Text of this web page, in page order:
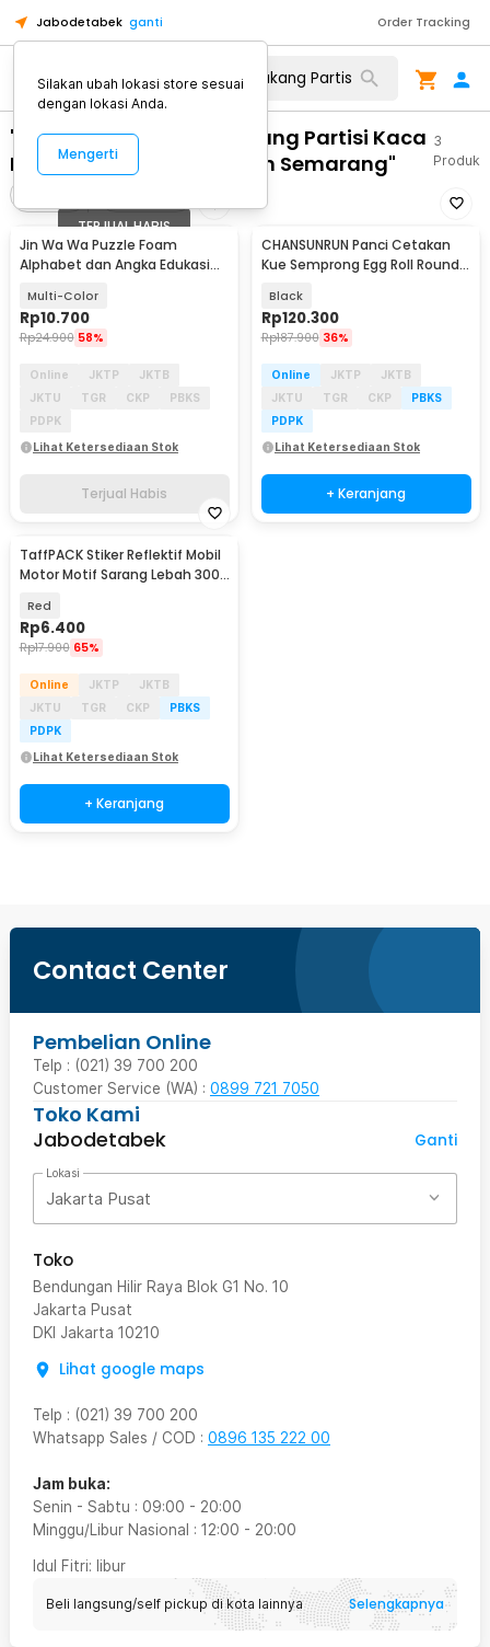
Jabodetabek ganti Order Tracking
"WA 0859 3970 0884 Tukang Partisi Kaca
Balkon Semarang Selatan Semarang"
3
Produk
TERJUAL HABIS
Jin Wa Wa Puzzle Foam
Alphabet dan Angka Edukasi
Multi-Color
Rp10.700
Rp24.900 58%
Online JKTP
JKTB
JKTU
TGR CKP
PBKS
PDPK
Lihat Ketersediaan Stok
Terjual Habis
CHANSUNRUN Panci Cetakan
Kue Semprong Egg Roll Round
Black
Rp120.300
Rp187.900 36%
Online JKTP
JKTB
JKTU
TGR CKP
PBKS
PDPK
Lihat Ketersediaan Stok
+ Keranjang
TaffPACK Stiker Reflektif Mobil
Motor Motif Sarang Lebah 300 x
Red
Rp6.400
Rp17.900 65%
Online JKTP
JKTB
JKTU
TGR CKP
PBKS
PDPK
Lihat Ketersediaan Stok
+ Keranjang
Contact Center
Pembelian Online
Telp : (021) 39 700 200
Customer Service (WA) : 0899 721 7050
Toko Kami
Jabodetabek
Ganti
Lokasi
Jakarta Pusat
Toko
Bendungan Hilir Raya Blok G1 No. 10
Jakarta Pusat
DKI Jakarta 10210
Lihat google maps
Telp : (021) 39 700 200
Whatsapp Sales / COD : 0896 135 222 00
Jam buka:
Senin - Sabtu : 09:00 - 20:00
Minggu/Libur Nasional : 12:00 - 20:00
Idul Fitri: libur
Beli langsung/self pickup di kota lainnya Selengkapnya
Silakan ubah lokasi store sesuai
dengan lokasi Anda.
Mengerti